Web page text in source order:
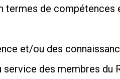
termes de
et/ou des
service des membres du